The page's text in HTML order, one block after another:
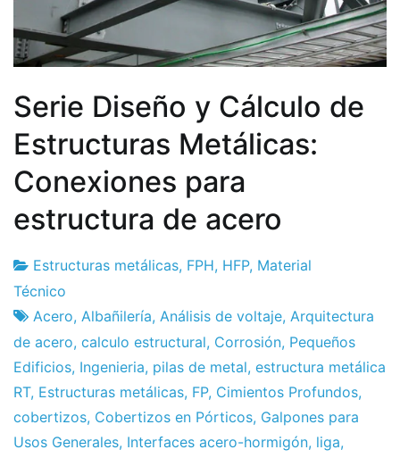
Serie Diseño y Cálculo de
Estructuras Metálicas:
Conexiones para
estructura de acero
Fábrica
de
proyectos
4
de
junio
de
2011
Estructuras metálicas, FPH, HFP, Material
Técnico
Acero, Albañilería, Análisis de voltaje, Arquitectura
de acero, calculo estructural, Corrosión, Pequeños
Edificios, Ingenieria, pilas de metal, estructura metálica
RT, Estructuras metálicas, FP, Cimientos Profundos,
cobertizos, Cobertizos en Pórticos, Galpones para
Usos Generales, Interfaces acero-hormigón, liga,